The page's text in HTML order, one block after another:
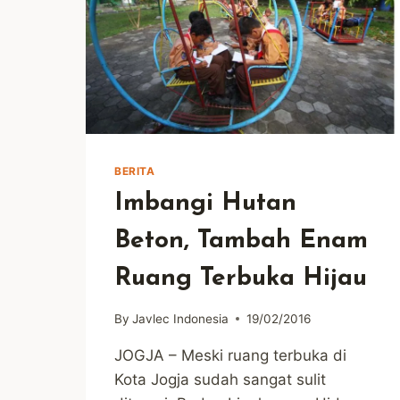
BERITA
Imbangi Hutan
Beton, Tambah Enam
Ruang Terbuka Hijau
By Javlec Indonesia 19/02/2016
JOGJA – Meski ruang terbuka di
Kota Jogja sudah sangat sulit